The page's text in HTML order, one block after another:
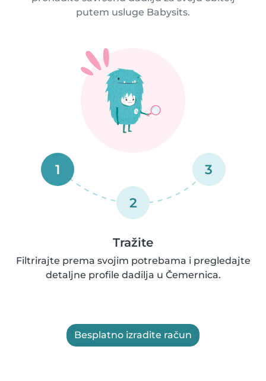
putem usluge Babysits.
1
2
3
Tražite
Filtrirajte prema svojim potrebama i pregledajte
detaljne profile dadilja u Čemernica.
Besplatno izradite račun